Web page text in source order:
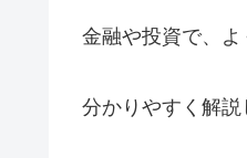
金融や投資で、
分かりやすく解説